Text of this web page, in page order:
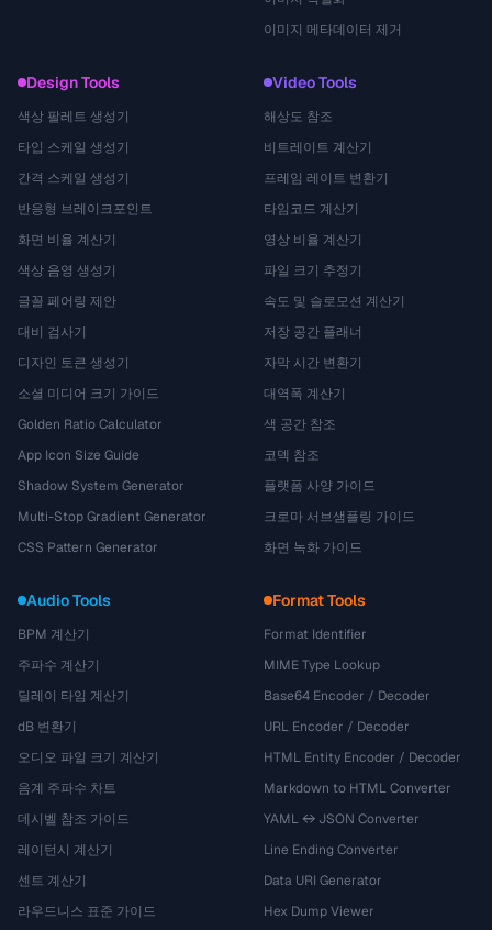
이미지 메타데이터 제거
Design Tools
색상 팔레트 생성기
타입 스케일 생성기
간격 스케일 생성기
반응형 브레이크포인트
화면 비율 계산기
색상 음영 생성기
글꼴 페어링 제안
대비 검사기
디자인 토큰 생성기
소셜 미디어 크기 가이드
Golden Ratio Calculator
App Icon Size Guide
Shadow System Generator
Multi-Stop Gradient Generator
CSS Pattern Generator
Video Tools
해상도 참조
비트레이트 계산기
프레임 레이트 변환기
타임코드 계산기
영상 비율 계산기
파일 크기 추정기
속도 및 슬로모션 계산기
저장 공간 플래너
자막 시간 변환기
대역폭 계산기
색 공간 참조
코덱 참조
플랫폼 사양 가이드
크로마 서브샘플링 가이드
화면 녹화 가이드
Audio Tools
BPM 계산기
주파수 계산기
딜레이 타임 계산기
dB 변환기
오디오 파일 크기 계산기
음계 주파수 차트
데시벨 참조 가이드
레이턴시 계산기
센트 계산기
라우드니스 표준 가이드
Format Tools
Format Identifier
MIME Type Lookup
Base64 Encoder / Decoder
URL Encoder / Decoder
HTML Entity Encoder / Decoder
Markdown to HTML Converter
YAML ↔ JSON Converter
Line Ending Converter
Data URI Generator
Hex Dump Viewer